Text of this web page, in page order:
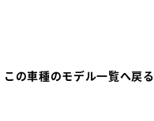
この車種のモデル一覧へ戻る